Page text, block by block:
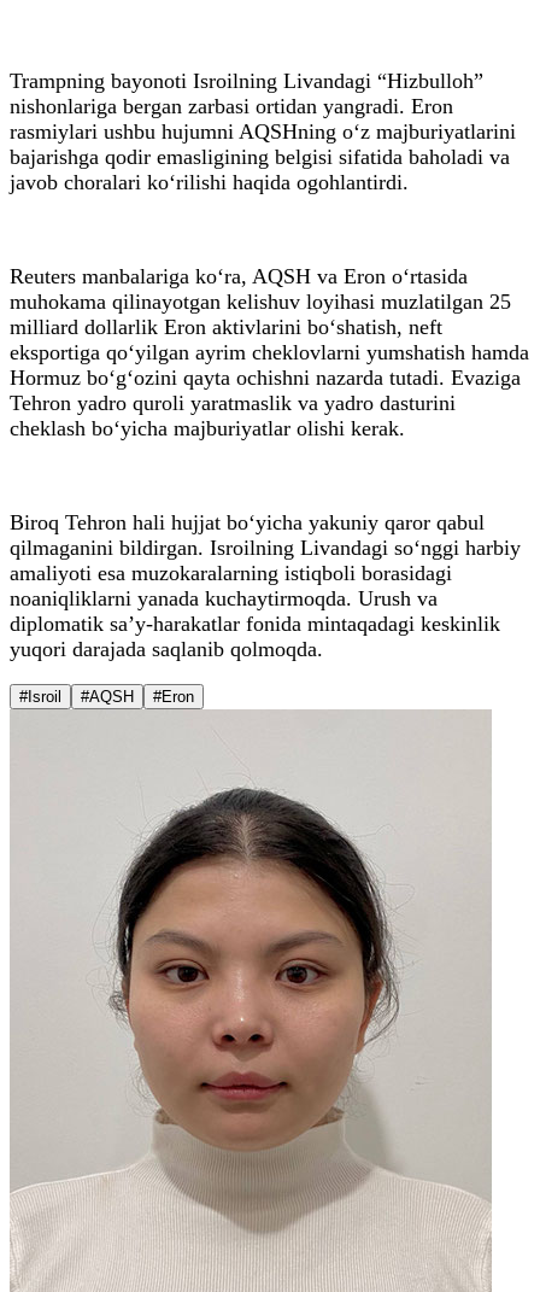
Trampning bayonoti Isroilning Livandagi “Hizbulloh”
nishonlariga bergan zarbasi ortidan yangradi. Eron
rasmiylari ushbu hujumni AQSHning o‘z majburiyatlarini
bajarishga qodir emasligining belgisi sifatida baholadi va
javob choralari ko‘rilishi haqida ogohlantirdi.
Reuters manbalariga ko‘ra, AQSH va Eron o‘rtasida
muhokama qilinayotgan kelishuv loyihasi muzlatilgan 25
milliard dollarlik Eron aktivlarini bo‘shatish, neft
eksportiga qo‘yilgan ayrim cheklovlarni yumshatish hamda
Hormuz bo‘g‘ozini qayta ochishni nazarda tutadi. Evaziga
Tehron yadro quroli yaratmaslik va yadro dasturini
cheklash bo‘yicha majburiyatlar olishi kerak.
Biroq Tehron hali hujjat bo‘yicha yakuniy qaror qabul
qilmaganini bildirgan. Isroilning Livandagi so‘nggi harbiy
amaliyoti esa muzokaralarning istiqboli borasidagi
noaniqliklarni yanada kuchaytirmoqda. Urush va
diplomatik sa’y-harakatlar fonida mintaqadagi keskinlik
yuqori darajada saqlanib qolmoqda.
#Isroil #AQSH #Eron